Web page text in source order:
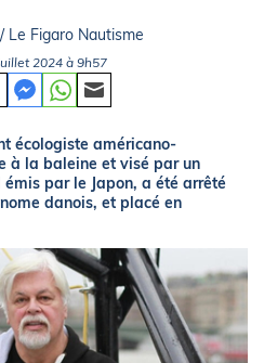
Le Figaro Nautisme
2024 à 9h57
écologiste américano-
à la baleine et visé par un
par le Japon, a été arrêté
danois, et placé en